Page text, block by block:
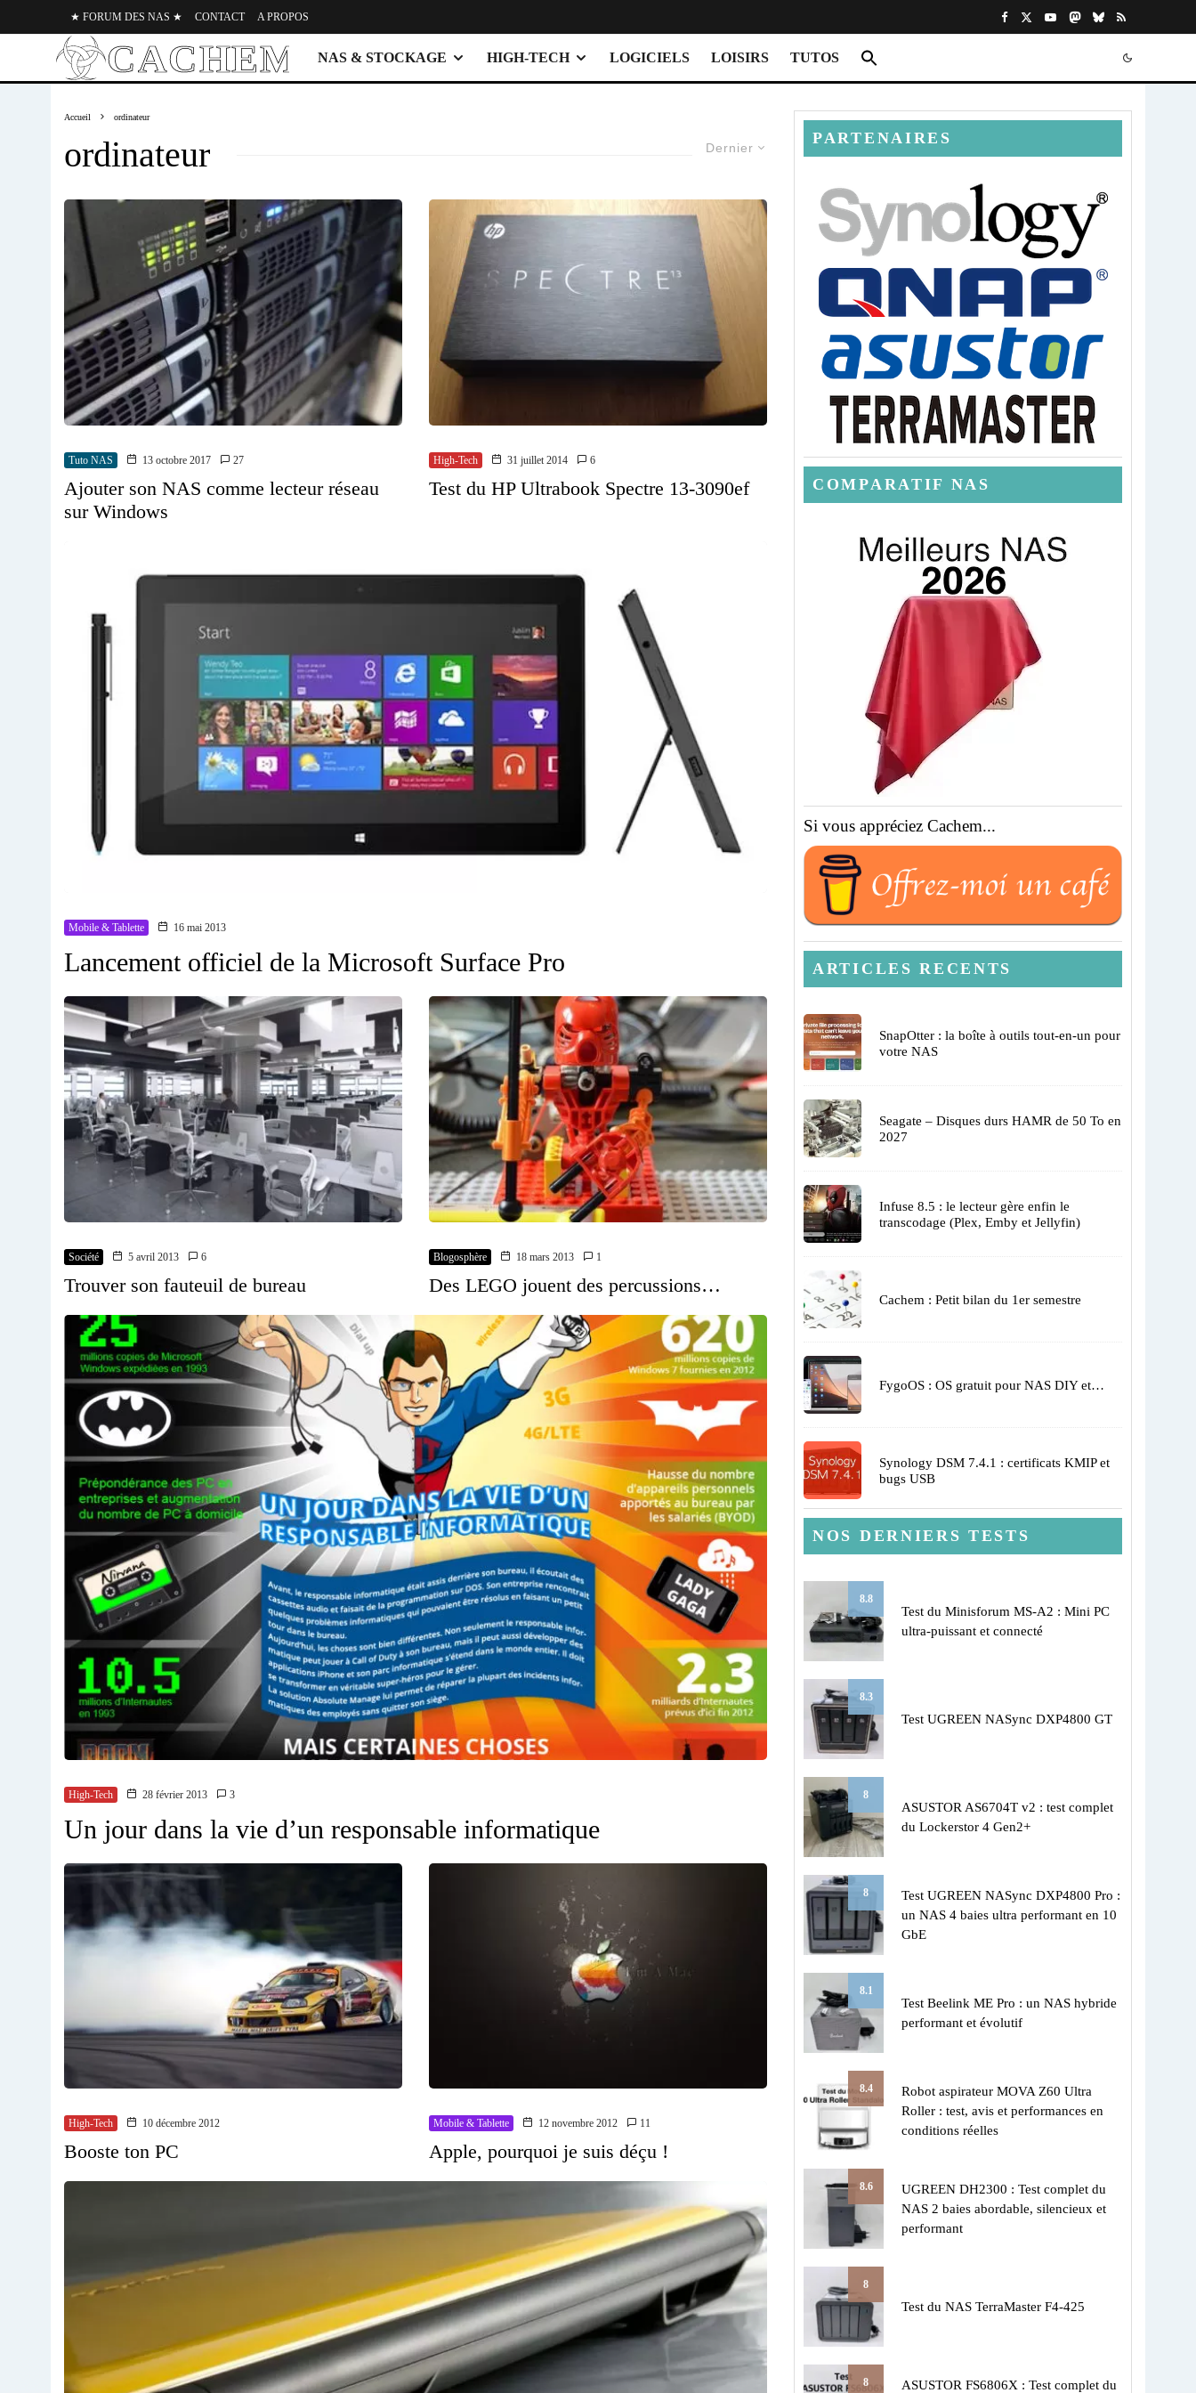
★ FORUM DES NAS ★ CONTACT A PROPOS
NAS & STOCKAGE HIGH-TECH LOGICIELS LOISIRS TUTOS
Accueil ordinateur
Dernier
ordinateur
Tuto NAS 13 octobre 2017 27
Ajouter son NAS comme lecteur réseau
sur Windows
High-Tech 31 juillet 2014 6
Test du HP Ultrabook Spectre 13-3090ef
Mobile & Tablette 16 mai 2013
Lancement officiel de la Microsoft Surface Pro
Société 5 avril 2013 6
Trouver son fauteuil de bureau
Blogosphère 18 mars 2013 1
Des LEGO jouent des percussions…
High-Tech 28 février 2013 3
Un jour dans la vie d’un responsable informatique
High-Tech 10 décembre 2012
Booste ton PC
Mobile & Tablette 12 novembre 2012 11
Apple, pourquoi je suis déçu !
PARTENAIRES
COMPARATIF NAS
Si vous appréciez Cachem...
ARTICLES RECENTS
SnapOtter : la boîte à outils tout-en-un pour
votre NAS
Seagate – Disques durs HAMR de 50 To en
2027
Infuse 8.5 : le lecteur gère enfin le
transcodage (Plex, Emby et Jellyfin)
Cachem : Petit bilan du 1er semestre
FygoOS : OS gratuit pour NAS DIY et…
Synology DSM 7.4.1 : certificats KMIP et
bugs USB
NOS DERNIERS TESTS
8.8
Test du Minisforum MS-A2 : Mini PC
ultra-puissant et connecté
8.3
Test UGREEN NASync DXP4800 GT
8
ASUSTOR AS6704T v2 : test complet
du Lockerstor 4 Gen2+
8
Test UGREEN NASync DXP4800 Pro :
un NAS 4 baies ultra performant en 10
GbE
8.1
Test Beelink ME Pro : un NAS hybride
performant et évolutif
8.4
Robot aspirateur MOVA Z60 Ultra
Roller : test, avis et performances en
conditions réelles
8.6
UGREEN DH2300 : Test complet du
NAS 2 baies abordable, silencieux et
performant
8
Test du NAS TerraMaster F4-425
8 ASUSTOR FS6806X : Test complet du